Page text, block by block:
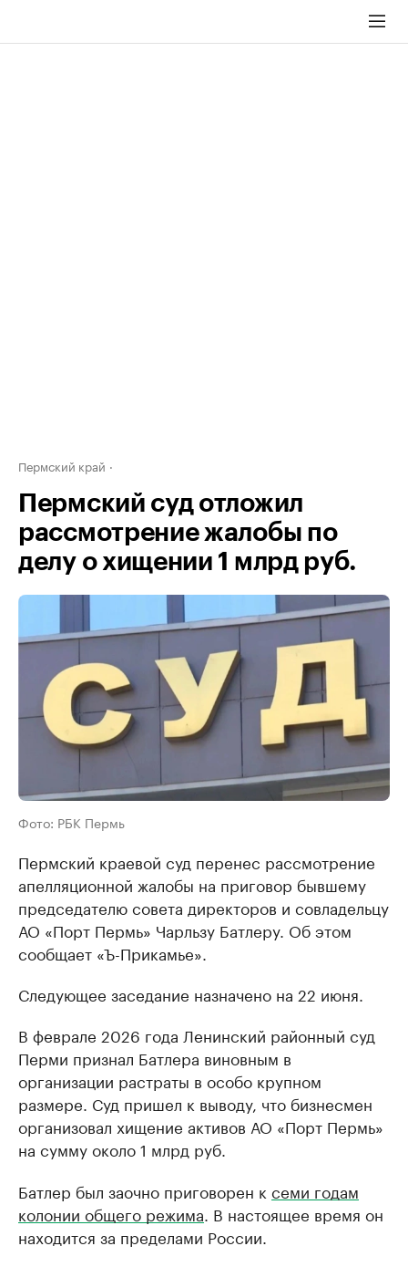
Пермский край
Пермский суд отложил
рассмотрение жалобы по
делу о хищении 1 млрд руб.
Фото: РБК Пермь
Пермский краевой суд перенес рассмотрение
апелляционной жалобы на приговор бывшему
председателю совета директоров и совладельцу
АО «Порт Пермь» Чарльзу Батлеру. Об этом
сообщает «Ъ-Прикамье».
Следующее заседание назначено на 22 июня.
В феврале 2026 года Ленинский районный суд
Перми признал Батлера виновным в
организации растраты в особо крупном
размере. Суд пришел к выводу, что бизнесмен
организовал хищение активов АО «Порт Пермь»
на сумму около 1 млрд руб.
Батлер был заочно приговорен к семи годам
колонии общего режима. В настоящее время он
находится за пределами России.